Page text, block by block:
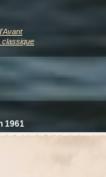
classique
1961